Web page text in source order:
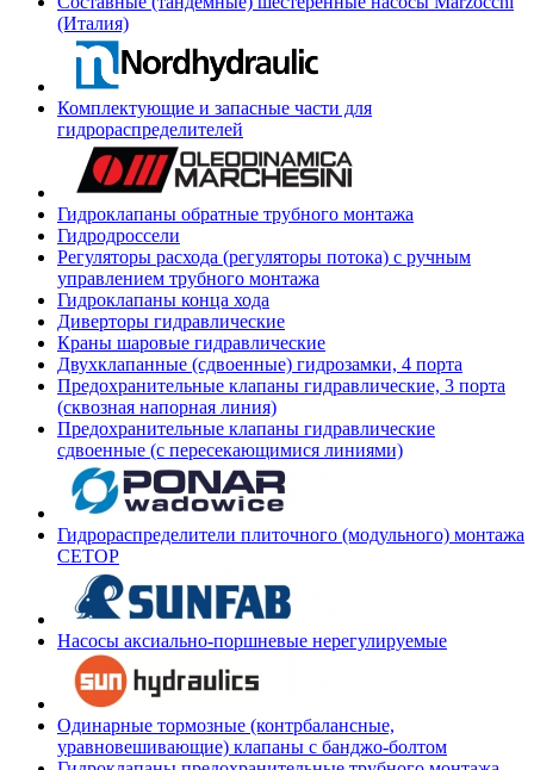
(Италия)
Комплектующие и запасные части для
гидрораспределителей
Гидроклапаны обратные трубного монтажа
Гидродроссели
Регуляторы расхода (регуляторы потока) с ручным
управлением трубного монтажа
Гидроклапаны конца хода
Диверторы гидравлические
Краны шаровые гидравлические
Двухклапанные (сдвоенные) гидрозамки, 4 порта
Предохранительные клапаны гидравлические, 3 порта
(сквозная напорная линия)
Предохранительные клапаны гидравлические
сдвоенные (с пересекающимися линиями)
Гидрораспределители плиточного (модульного) монтажа
СЕТОР
Насосы аксиально-поршневые нерегулируемые
Одинарные тормозные (контрбалансные,
уравновешивающие) клапаны с банджо-болтом